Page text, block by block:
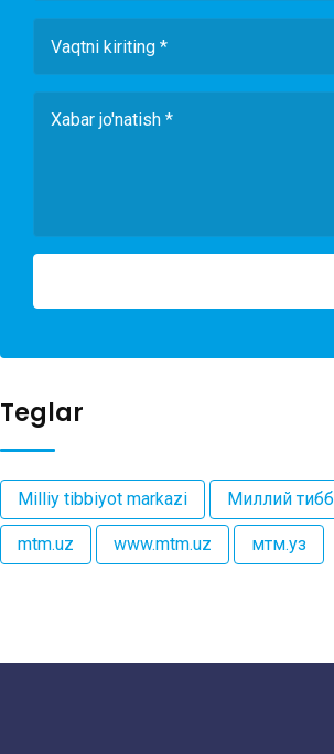
Teglar
Milliy tibbiyot markazi Миллий
mtm.uz www.mtm.uz мтм.уз